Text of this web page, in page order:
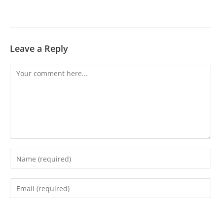
Leave a Reply
Comment
Enter
your
name
Enter
your